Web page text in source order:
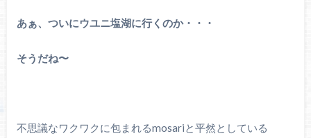
あぁ、ついにウユニ塩湖に行くのか・・・
そうだね〜
不思議なワクワクに包まれるmosariと平然としている